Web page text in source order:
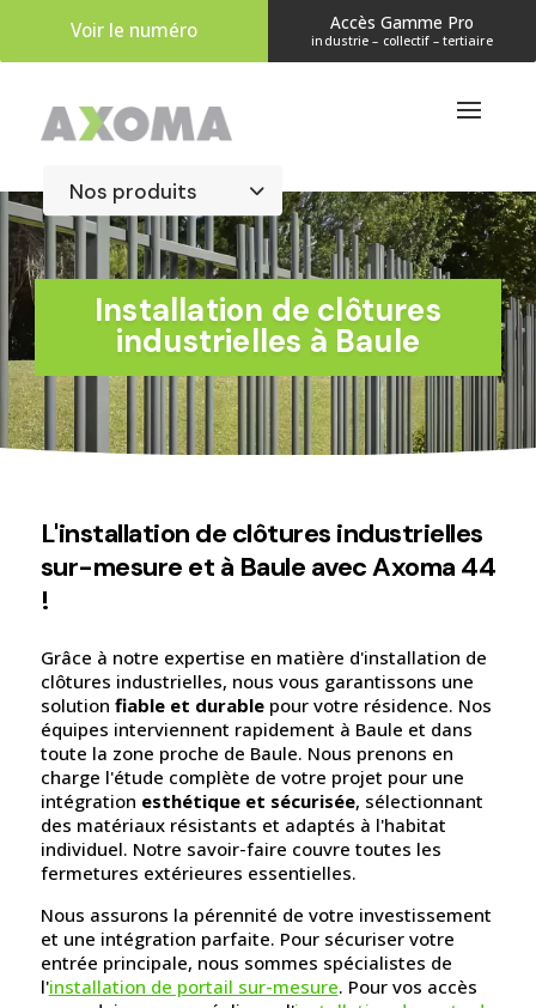
Voir le numéro Accès Gamme Pro
industrie – collectif – tertiaire
​Installation de clôtures
industrielles à Baule
L'installation de clôtures industrielles
sur-mesure et à Baule avec Axoma 44
!
Grâce à notre expertise en matière d'installation de
clôtures industrielles, nous vous garantissons une
solution fiable et durablepour votre résidence. Nos
équipes interviennent rapidement à Baule et dans
toute la zone proche de Baule. Nous prenons en
charge l'étude complète de votre projet pour une
intégration esthétique et sécurisée, sélectionnant
des matériaux résistants et adaptés à l'habitat
individuel. Notre savoir-faire couvre toutes les
fermetures extérieures essentielles.
Nous assurons la pérennité de votre investissement
et une intégration parfaite. Pour sécuriser votre
entrée principale, nous sommes spécialistes de
l'installation de portail sur-mesure. Pour vos accès